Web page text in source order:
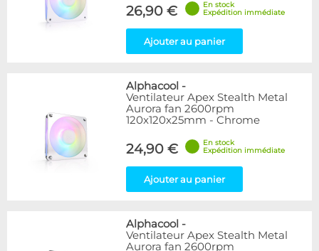
Phobya
1
Disponibilité / Promotions
Appliquer
26,90 €
En stock
Expédition immédiate
Ajouter au panier
Alphacool -
Ventilateur Apex Stealth Metal
Aurora fan 2600rpm
120x120x25mm - Chrome
24,90 €
En stock
Expédition immédiate
Ajouter au panier
Alphacool -
Ventilateur Apex Stealth Metal
Aurora fan 2600rpm